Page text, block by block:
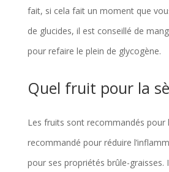
fait, si cela fait un moment que
de glucides, il est conseillé de
pour refaire le plein de glycogène.
Quel fruit pour la
Les fruits sont recommandés pour
recommandé pour réduire
pour ses propriétés brûle-graisses.